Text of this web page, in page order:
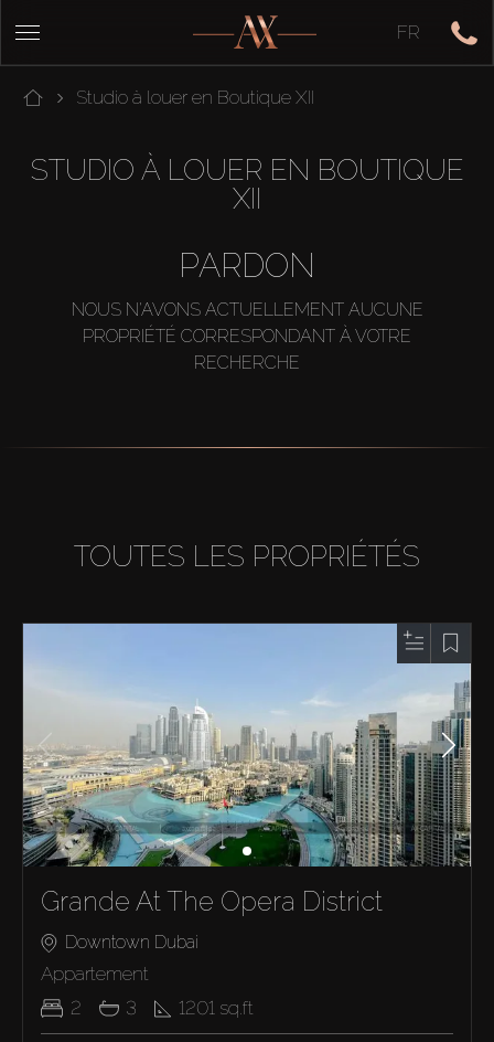
FR
Studio à louer en Boutique XII
STUDIO À LOUER EN BOUTIQUE
XII
PARDON
NOUS N'AVONS ACTUELLEMENT AUCUNE
PROPRIÉTÉ CORRESPONDANT À VOTRE
RECHERCHE
TOUTES LES PROPRIÉTÉS
Grande At The Opera District
Downtown Dubai
Appartement
2
3 1201 sq.ft